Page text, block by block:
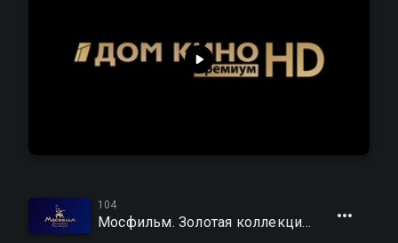
104
Мосфильм. Золотая коллекция HD